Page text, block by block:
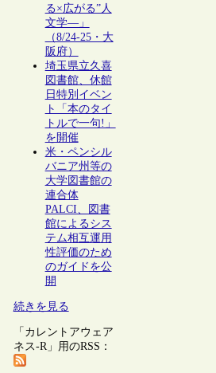
る×広がる”人
文学―」
（8/24-25・大
阪府）
埼玉県立久喜
図書館、休館
日特別イベン
ト「本のタイ
トルで一句!」
を開催
米・ペンシル
バニア州等の
大学図書館の
連合体
PALCI、図書
館によるシス
テム相互運用
性評価のため
のガイドを公
開
続きを見る
「カレントアウェア
ネス-R」用のRSS：